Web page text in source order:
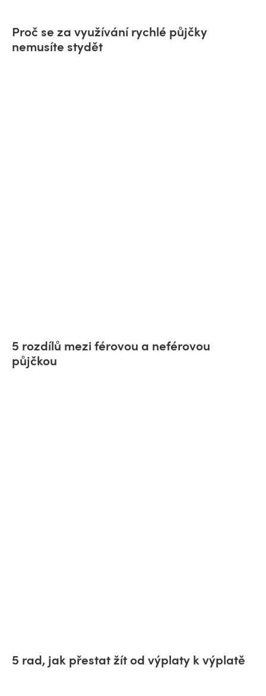
Proč se za využívání rychlé půjčky
nemusíte stydět
5 rozdílů mezi férovou a neférovou
půjčkou
5 rad, jak přestat žít od výplaty k výplatě